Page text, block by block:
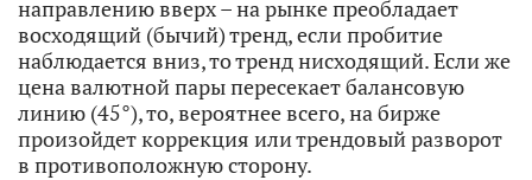
направлению вверх – на рынке преобладает
восходящий (бычий) тренд, если пробитие
наблюдается вниз, то тренд нисходящий. Если же
цена валютной пары пересекает балансовую
линию (45°), то, вероятнее всего, на бирже
произойдет коррекция или трендовый разворот
в противоположную сторону.